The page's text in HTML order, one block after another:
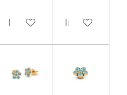
In winkelwagenIn